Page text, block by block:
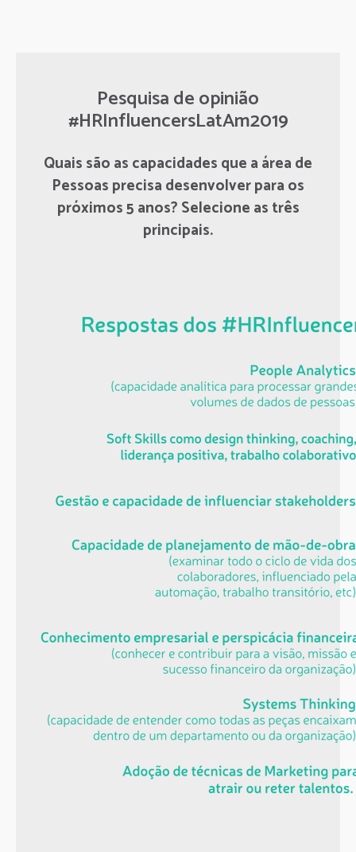
Pesquisa de opinião
#HRInfluencersLatAm2019
Quais são as capacidades que a área de
Pessoas precisa desenvolver para os
próximos 5 anos? Selecione as três
principais.